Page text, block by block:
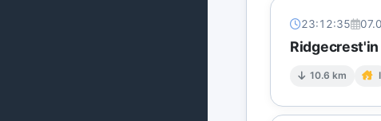
23:12:35
10.6 km I